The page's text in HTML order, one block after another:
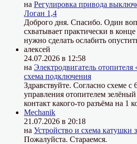
на Регулировка привода
Логан 1,4
Доброго дня. Спасибо. Один
схватывает практически в
нужно сделать ослабить
алексей
24.07.2026 в 12:58
на Электродвигатель
схема подключения
Здравствуйте. Согласно схеме с
управления отопителем
контакт какого-то разъёма на 1
Mechanik
21.07.2026 в 20:18
на Устройство и схема катушки
Пожалуйста. Стараемся.